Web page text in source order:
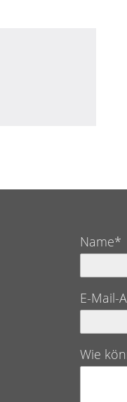
Name*
E-Mail-
Wie